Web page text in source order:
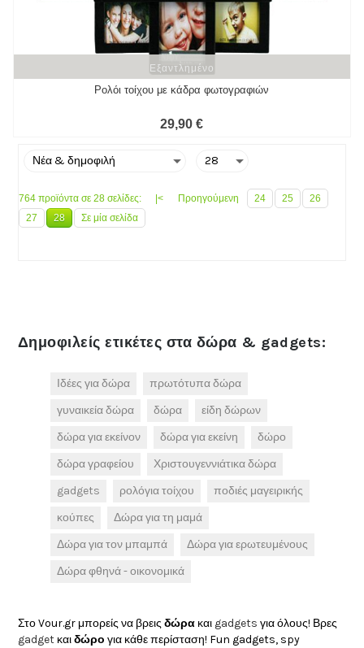
Εξαντλημένο
Εξαντλημένο
Ρολόι τοίχου με κάδρα φωτογραφιών
29,90 €
764 προϊόντα σε 28 σελίδες: |< Προηγούμενη 24 25
26
27
28 Σε μία σελίδα
Δημοφιλείς ετικέτες στα δώρα & gadgets:
Ιδέες για δώρα
πρωτότυπα δώρα
γυναικεία δώρα
δώρα
είδη δώρων
δώρα για εκείνον
δώρα για εκείνη
δώρο
δώρα γραφείου
Χριστουγεννιάτικα δώρα
gadgets
ρολόγια τοίχου
ποδιές μαγειρικής
κούπες
Δώρα για τη μαμά
Δώρα για τον μπαμπά
Δώρα για ερωτευμένους
Δώρα φθηνά - οικονομικά
Στο Vour.gr μπορείς να βρεις δώρακαι gadgets για όλους! Βρες
gadgetκαιδώρο για κάθε περίσταση! Fun gadgets, spy